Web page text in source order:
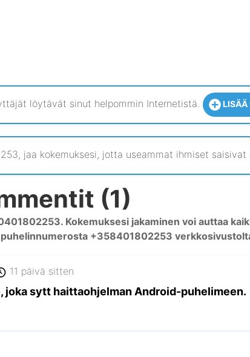
löytävät sinut helpommin Internetistä. LISÄÄ
jaa kokemuksesi, jotta useammat ihmiset
(1)
Kokemuksesi jakaminen voi auttaa
+358401802253
11 päivä sitten
joka sytt haittaohjelman Android-puhelimeen.